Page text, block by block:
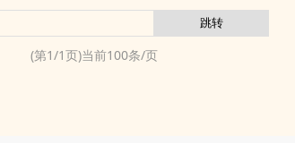
(第1/1页)当前100条/页